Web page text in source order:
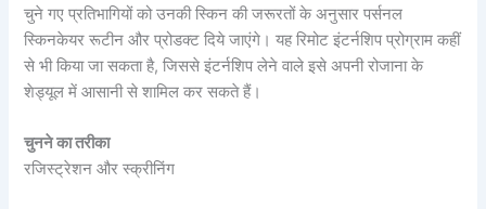
चुने गए प्रतिभागियों को उनकी स्किन की जरूरतों के अनुसार पर्सनल
स्किनकेयर रूटीन और प्रोडक्ट दिये जाएंगे। यह रिमोट इंटर्नशिप प्रोग्राम कहीं
से भी किया जा सकता है, जिससे इंटर्नशिप लेने वाले इसे अपनी रोजाना के
शेड्यूल में आसानी से शामिल कर सकते हैं।
चुनने का तरीका
रजिस्ट्रेशन और स्क्रीनिंग